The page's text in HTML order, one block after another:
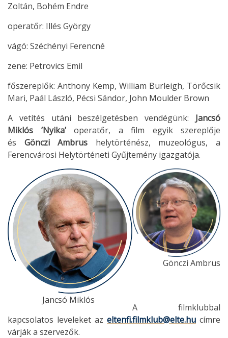
Zoltán, Bohém Endre
operatőr: Illés György
vágó: Széchényi Ferencné
zene: Petrovics Emil
főszereplők: Anthony Kemp, William Burleigh, Törőcsik
Mari, Paál László, Pécsi Sándor, John Moulder Brown
A vetítés utáni beszélgetésben vendégünk: Jancsó
Miklós
’Nyika’operatőr, a film egyik szereplője
és Gönczi Ambrus helytörténész, muzeológus, a
Ferencvárosi Helytörténeti Gyűjtemény igazgatója.
Jancsó Miklós
Gönczi Ambrus
A filmklubbal
kapcsolatos leveleket az eltenfi.filmklub@elte.hu címre
várják a szervezők.